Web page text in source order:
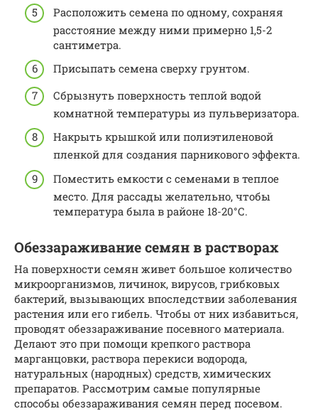
Расположить семена по одному, сохраняя
расстояние между ними примерно 1,5-2
сантиметра.
Присыпать семена сверху грунтом.
Сбрызнуть поверхность теплой водой
комнатной температуры из пульверизатора.
Накрыть крышкой или полиэтиленовой
пленкой для создания парникового эффекта.
Поместить емкости с семенами в теплое
место. Для рассады желательно, чтобы
температура была в районе 18-20°С.
Обеззараживание семян в растворах
На поверхности семян живет большое количество
микроорганизмов, личинок, вирусов, грибковых
бактерий, вызывающих впоследствии заболевания
растения или его гибель. Чтобы от них избавиться,
проводят обеззараживание посевного материала.
Делают это при помощи крепкого раствора
марганцовки, раствора перекиси водорода,
натуральных (народных) средств, химических
препаратов. Рассмотрим самые популярные
способы обеззараживания семян перед посевом.